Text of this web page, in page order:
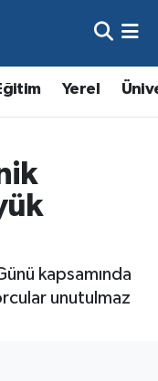
Yerel
kapsamında
unutulmaz